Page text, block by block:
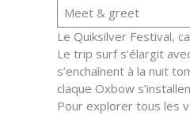
Meet & greet
Le Quiksilver Festival,
Le trip surf s’élargit
s’enchaînent à la nuit
claque Oxbow
Pour explorer tous les